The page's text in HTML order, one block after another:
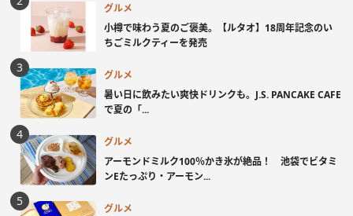
グルメ
小樽で味わう夏のご褒美。【ルタオ】18周年記念のい
ちごミルクティーを発売
グルメ
暑い日に飲みたい爽快ドリンクも。J.S. PANCAKE CAFE
で夏の「...
グルメ
アーモンドミルク100％かき氷が絶品！ 池袋でビタミ
ンEたっぷり・アーモン...
グルメ